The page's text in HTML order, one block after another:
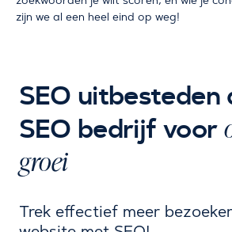
zijn we al een heel eind op weg!
SEO uitbesteden
SEO bedrijf voor
groei
Trek effectief meer